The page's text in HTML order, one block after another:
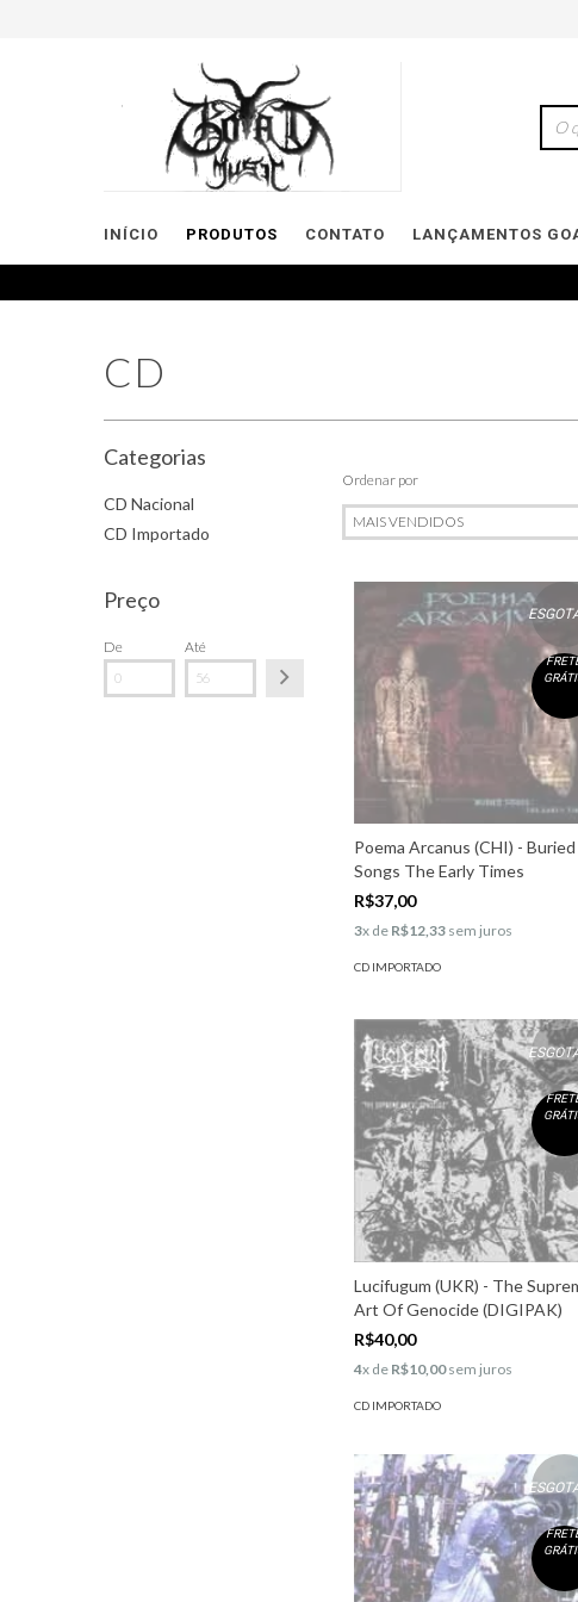
INÍCIO PRODUTOS CONTATO LANÇAMENTOS
CD
Categorias
CD Nacional
CD Importado
Preço
De Até
Ordenar por
Poema Arcanus (CHI) - Buried
Songs The Early Times
R$37,00
3x de R$12,33 sem juros
CD IMPORTADO
Lucifugum (UKR) - The
Art Of Genocide (DIGIPAK)
R$40,00
4x de R$10,00sem juros
CD IMPORTADO